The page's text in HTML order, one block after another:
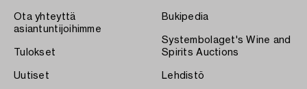
Ota yhteyttä
asiantuntijoihimme
Tulokset
Uutiset
Bukipedia
Systembolaget's Wine and
Spirits Auctions
Lehdistö